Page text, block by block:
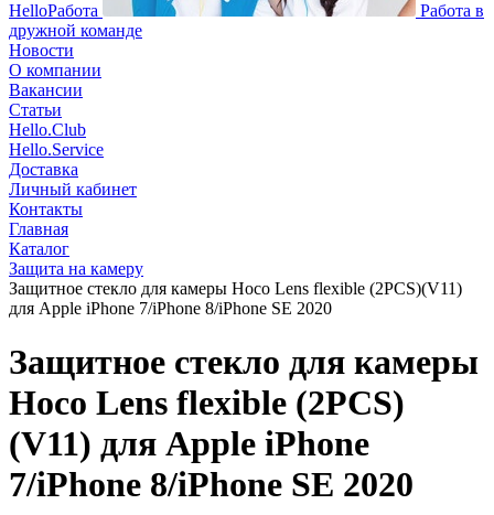
HelloРабота
Работа в
дружной команде
Новости
О компании
Вакансии
Статьи
Hello.Club
Hello.Service
Доставка
Личный кабинет
Контакты
Главная
Каталог
Защита на камеру
Защитное стекло для камеры Hoco Lens flexible (2PCS)(V11)
для Apple iPhone 7/iPhone 8/iPhone SE 2020
Защитное стекло для камеры
Hoco Lens flexible (2PCS)
(V11) для Apple iPhone
7/iPhone 8/iPhone SE 2020